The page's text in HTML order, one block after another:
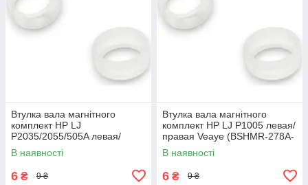
Втулка вала магнітного
комплект HP LJ
P2035/2055/505A левая/
правая Veaye (BSHMR-505A-
VE)
В наявності
6 ₴ 9 ₴
Втулка вала магнітного
комплект HP LJ P1005 левая/
правая Veaye (BSHMR-278A-
VE)
В наявності
6 ₴ 9 ₴